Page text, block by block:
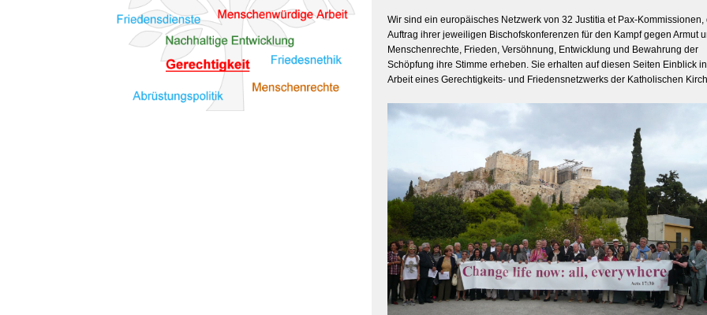
Wir sind ein europäisches Netzwerk von 32 Justitia et Pax-Kommissionen,
Auftrag ihrer jeweiligen Bischofskonferenzen für den Kampf gegen Armut
Menschenrechte, Frieden, Versöhnung, Entwicklung und Bewahrung der
Schöpfung ihre Stimme erheben. Sie erhalten auf diesen Seiten Einblick
Arbeit eines Gerechtigkeits- und Friedensnetzwerks der Katholischen